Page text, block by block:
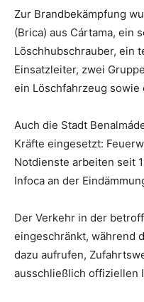
Zur Brandbekämpfung
(Brica) aus Cártama, ein
Löschhubschrauber, ein
Einsatzleiter, zwei
ein Löschfahrzeug
Auch die Stadt
Kräfte eingesetzt:
Notdienste arbeiten seit
Infoca an der
Der Verkehr in der
eingeschränkt, während
dazu aufrufen,
ausschließlich offiziellen